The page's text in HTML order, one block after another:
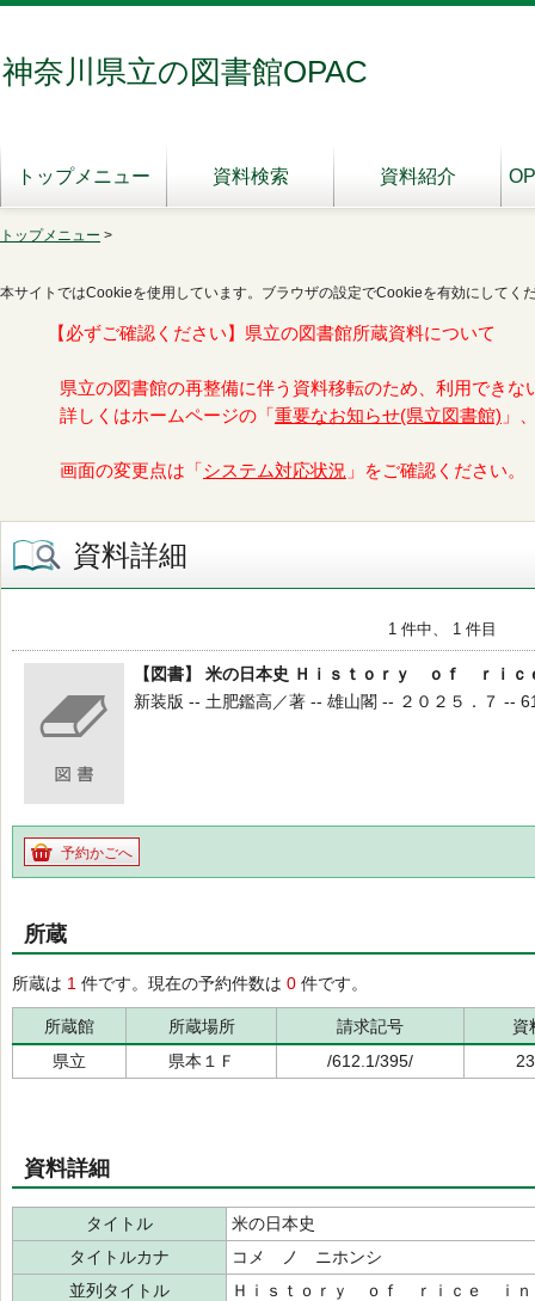
神奈川県立の図書館OPAC
トップメニュー 資料検索 資料紹介
トップメニュー >
本サイトではCookieを使用しています。ブラウザの設定でCookieを有効にしてく
【必ずご確認ください】県立の図書館所蔵資料について
県立の図書館の再整備に伴う資料移転のため、利用できな
詳しくはホームページの「 重要なお知らせ(県立図書館) 」
画面の変更点は「 システム対応状況 」をご確認ください。
資料詳細
1 件中、 1 件目
【図書】 米の日本史 Ｈｉｓｔｏｒｙ ｏｆ ｒｉ
新装版 -- 土肥鑑高／著 -- 雄山閣 -- ２０２５．７ --
予約かごへ
所蔵
所蔵は 1 件です。現在の予約件数は 0 件です。
所蔵館 所蔵場所 請求記号
資
県立
県本１Ｆ /612.1/395/
資料詳細
タイトル
米の日本史
タイトルカナ
コメ ノ ニホンシ
並列タイトル
Ｈｉｓｔｏｒｙ ｏｆ ｒｉｃｅ ｉ